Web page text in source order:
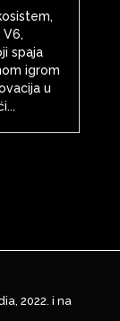
V6,
spaja
igrom
u
2022. i na